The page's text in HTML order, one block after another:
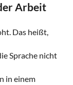
Arbeit
Das heißt,
Sprache nicht
in einem